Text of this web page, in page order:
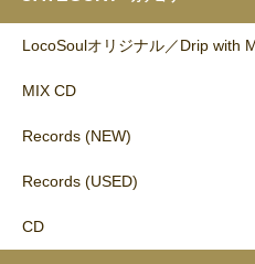
LocoSoulオリジナル／Drip with
MIX CD
Records (NEW)
Records (USED)
CD